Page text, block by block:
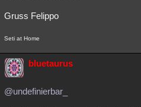
Gruss Felippo
Seti at Home
bluetaurus
@undefinierbar_